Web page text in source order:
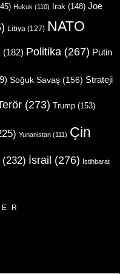
Hukuk (110) Irak (148) Joe
Libya (127) NATO
(182) Politika (267) Putin
Soğuk Savaş (156) Strateji
(273) Trump (153)
Yunanistan (111) Çin
(232) İsrail (276) İstihbarat